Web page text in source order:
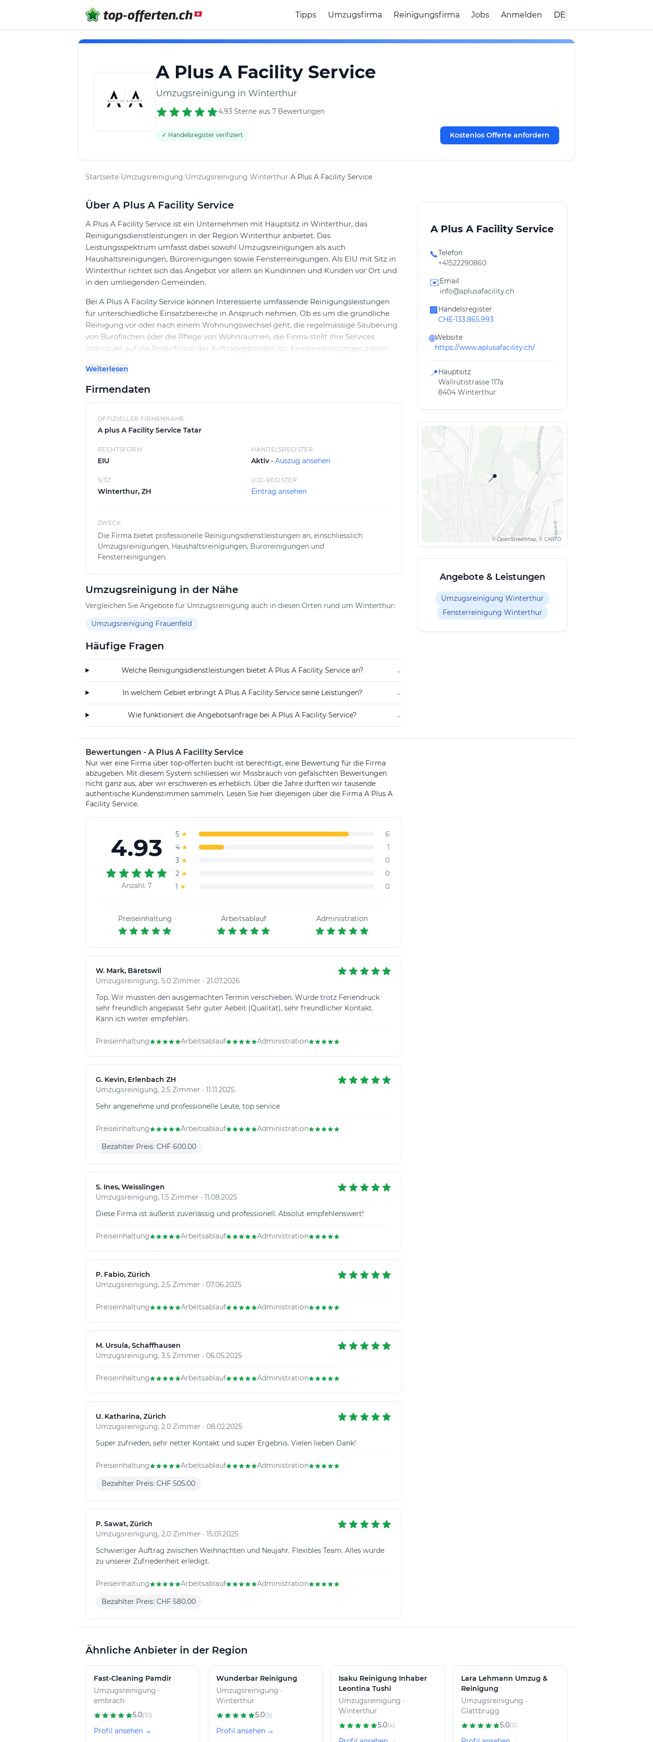
Tipps Umzugsfirma Reinigungsfirma Jobs Anmelden DE
A Plus A Facility Service
Umzugsreinigung in Winterthur
4.93 Sterne aus 7 Bewertungen
✓ Handelsregister verifiziert Kostenlos Offerte anfordern
Startseite/Umzugsreinigung/Umzugsreinigung Winterthur/A Plus A Facility Service
Über A Plus A Facility Service
A Plus A Facility Service ist ein Unternehmen mit Hauptsitz in Winterthur, das
Reinigungsdienstleistungen in der Region Winterthur anbietet. Das
Leistungsspektrum umfasst dabei sowohl Umzugsreinigungen als auch
Haushaltsreinigungen, Büroreinigungen sowie Fensterreinigungen. Als EIU mit Sitz in
Winterthur richtet sich das Angebot vor allem an Kundinnen und Kunden vor Ort und
in den umliegenden Gemeinden.
Bei A Plus A Facility Service können Interessierte umfassende Reinigungsleistungen
für unterschiedliche Einsatzbereiche in Anspruch nehmen. Ob es um die gründliche
Reinigung vor oder nach einem Wohnungswechsel geht, die regelmässige Säuberung
von Büroflächen oder die Pflege von Wohnräumen, die Firma stellt ihre Services
individuell auf die Bedürfnisse der Auftraggebenden ab. Fensterreinigungen zählen
Für eine saubere Planung stellt A Plus A Facility Service eine unkomplizierte
Offertanfrage zur Verfügung. Nach Kontaktaufnahme erfolgt eine bedarfsgerechte
Abstimmung der gewünschten Dienstleistungen. So können Kundinnen und Kunden
mit einem klaren Angebot rechnen und den Ablauf der Reinigungsarbeiten
Terminvereinbarungen und kurze Reaktionszeiten.
Weiterlesen
Firmendaten
OFFIZIELLER FIRMENNAME
A plus A Facility Service Tatar
RECHTSFORM
EIU
HANDELSREGISTER
Aktiv ·Auszug ansehen
SITZ
Winterthur, ZH
UID-REGISTER
Eintrag ansehen
ZWECK
Die Firma bietet professionelle Reinigungsdienstleistungen an, einschliesslich
Umzugsreinigungen, Haushaltsreinigungen, Büroreinigungen und
Fensterreinigungen.
Umzugsreinigung in der Nähe
Vergleichen Sie Angebote für Umzugsreinigung auch in diesen Orten rund um Winterthur:
Umzugsreinigung Frauenfeld
Häufige Fragen
Welche Reinigungsdienstleistungen bietet A Plus A Facility Service an? ⌄
In welchem Gebiet erbringt A Plus A Facility Service seine Leistungen? ⌄
Wie funktioniert die Angebotsanfrage bei A Plus A Facility Service? ⌄
A Plus A Facility Service
📞Telefon
+41522290860
✉️Email
info@aplusafacility.ch
🏢 Handelsregister
CHE-133.865.993
🌐Website
https://www.aplusafacility.ch/
📍Hauptsitz
Wallrütistrasse 117a
8404 Winterthur
📍
© OpenStreetMap, © CARTO
Angebote & Leistungen
Umzugsreinigung Winterthur
Fensterreinigung Winterthur
Bewertungen - A Plus A Facility Service
Nur wer eine Firma über top-offerten bucht ist berechtigt, eine Bewertung für die Firma
abzugeben. Mit diesem System schliessen wir Missbrauch von gefälschten Bewertungen
nicht ganz aus, aber wir erschweren es erheblich. Über die Jahre durften wir tausende
authentische Kundenstimmen sammeln. Lesen Sie hier diejenigen über die Firma A Plus A
Facility Service.
4.93
Anzahl: 7
5 ★
6
4 ★
1
3 ★
0
2 ★
0
1 ★ 0
Preiseinhaltung Arbeitsablauf Administration
W. Mark, Bäretswil
Umzugsreinigung, 5.0 Zimmer · 21.07.2026
Top. Wir mussten den ausgemachten Termin verschieben. Wurde trotz Feriendruck
sehr freundlich angepasst Sehr guter Aebeit (Qualität), sehr freundlicher Kontakt.
Kann ich weiter empfehlen.
Preiseinhaltung Arbeitsablauf Administration
G. Kevin, Erlenbach ZH
Umzugsreinigung, 2.5 Zimmer · 11.11.2025
Sehr angenehme und professionelle Leute, top service
Preiseinhaltung Arbeitsablauf Administration
Bezahlter Preis: CHF 600.00
S. Ines, Weisslingen
Umzugsreinigung, 1.5 Zimmer · 11.08.2025
Diese Firma ist äußerst zuverlässig und professionell. Absolut empfehlenswert!
Preiseinhaltung Arbeitsablauf Administration
P. Fabio, Zürich
Umzugsreinigung, 2.5 Zimmer · 07.06.2025
Preiseinhaltung Arbeitsablauf Administration
M. Ursula, Schaffhausen
Umzugsreinigung, 3.5 Zimmer · 06.05.2025
Preiseinhaltung Arbeitsablauf Administration
U. Katharina, Zürich
Umzugsreinigung, 2.0 Zimmer · 08.02.2025
Super zufrieden, sehr netter Kontakt und super Ergebnis. Vielen lieben Dank!
Preiseinhaltung Arbeitsablauf Administration
Bezahlter Preis: CHF 505.00
P. Sawat, Zürich
Umzugsreinigung, 2.0 Zimmer · 15.01.2025
Schwieriger Auftrag zwischen Weihnachten und Neujahr. Flexibles Team. Alles wurde
zu unserer Zufriedenheit erledigt.
Preiseinhaltung Arbeitsablauf Administration
Bezahlter Preis: CHF 580.00
Ähnliche Anbieter in der Region
Fast-Cleaning Pamdir
Umzugsreinigung ·
embrach
5.0(10)
Profil ansehen →
Wunderbar Reinigung
Umzugsreinigung ·
Winterthur
5.0(5)
Profil ansehen →
Isaku Reinigung Inhaber
Leontina Tushi
Umzugsreinigung ·
Winterthur
5.0(4)
Lara Lehmann Umzug &
Reinigung
Umzugsreinigung ·
Glattbrugg
5.0(3)